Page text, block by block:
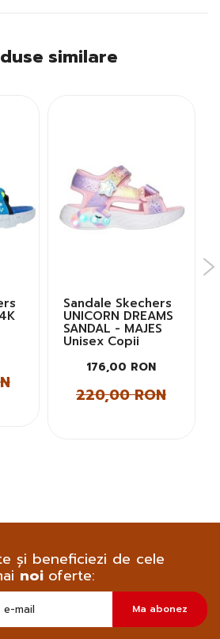
similare
Sandale Skechers
UNICORN DREAMS
SANDAL - MAJES
Unisex Copii
176,00 RON
220,00 RON
și beneficiezi de cele
noi oferte:
Ma abonez